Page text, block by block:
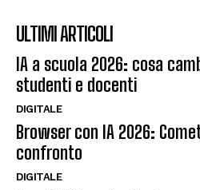
ULTIMI ARTICOLI
IA a scuola 2026: cosa
studenti e docenti
DIGITALE
Browser con IA 2026:
confronto
DIGITALE